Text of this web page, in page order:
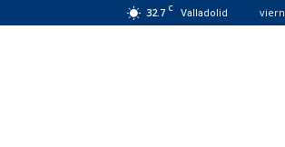
32.7 C Valladolid